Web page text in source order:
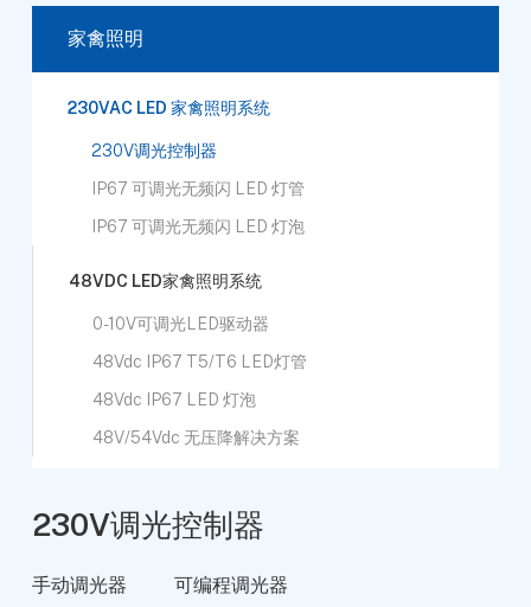
家禽照明
230VAC LED 家禽照明系统
230V调光控制器
IP67 可调光无频闪 LED 灯管
IP67 可调光无频闪 LED 灯泡
48VDC LED家禽照明系统
0-10V可调光LED驱动器
48Vdc IP67 T5/T6 LED灯管
48Vdc IP67 LED 灯泡
48V/54Vdc 无压降解决方案
230V调光控制器
手动调光器 可编程调光器